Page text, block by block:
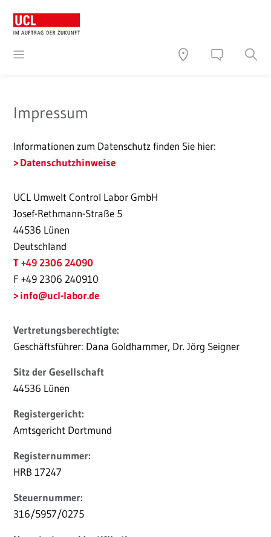
Impressum
Informationen zum Datenschutz finden Sie hier:
Datenschutzhinweise
UCL Umwelt Control Labor GmbH
Josef-Rethmann-Straße 5
44536 Lünen
Deutschland
T +49 2306 24090
F +49 2306 240910
info@ucl-labor.de
Vertretungsberechtigte:
Geschäftsführer: Dana Goldhammer, Dr. Jörg Seigner
Sitz der Gesellschaft
44536 Lünen
Registergericht:
Amtsgericht Dortmund
Registernummer:
HRB 17247
Steuernummer:
316/5957/0275